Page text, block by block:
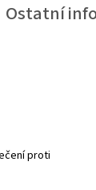
Ostatní
proti